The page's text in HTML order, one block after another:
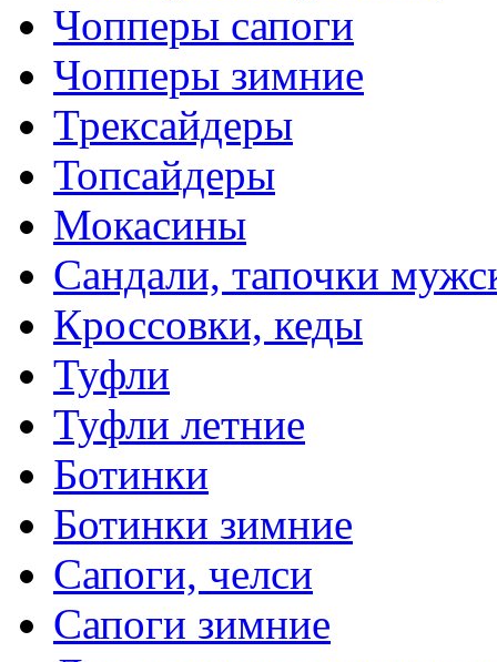
Чопперы сапоги
Чопперы зимние
Трексайдеры
Топсайдеры
Мокасины
Сандали, тапочки
Кроссовки, кеды
Туфли
Туфли летние
Ботинки
Ботинки зимние
Сапоги, челси
Сапоги зимние